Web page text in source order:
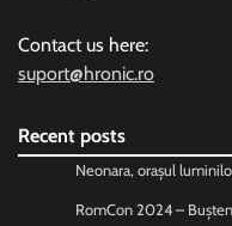
Contact us here:
suport@hronic.ro
Recent posts
Neonara, orașul
RomCon 2024 –